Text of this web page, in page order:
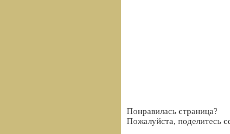
Понравилась страница?
Пожалуйста, поделитесь